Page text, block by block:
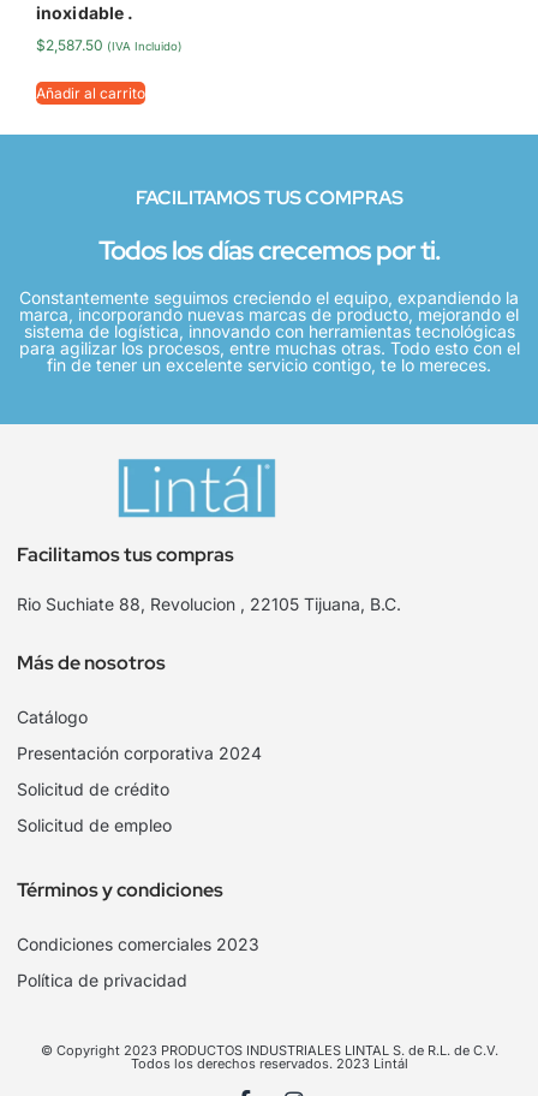
inoxidable .
$2,587.50 (IVA Incluido)
Añadir al carrito
FACILITAMOS TUS COMPRAS
Todos los días crecemos por ti.
Constantemente seguimos creciendo el equipo, expandiendo la
marca, incorporando nuevas marcas de producto, mejorando el
sistema de logística, innovando con herramientas tecnológicas
para agilizar los procesos, entre muchas otras. Todo esto con el
fin de tener un excelente servicio contigo, te lo mereces.
Facilitamos tus compras
Rio Suchiate 88, Revolucion , 22105 Tijuana, B.C.
Más de nosotros
Catálogo
Presentación corporativa 2024
Solicitud de crédito
Solicitud de empleo
Términos y condiciones
Condiciones comerciales 2023
Política de privacidad
© Copyright 2023 PRODUCTOS INDUSTRIALES LINTAL S. de R.L. de C.V.
Todos los derechos reservados. 2023 Lintál